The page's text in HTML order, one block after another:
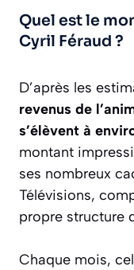
Quel est le
Cyril Féraud ?
D’après les
revenus de
s’élèvent à
montant
ses nombreux
Télévisions,
propre structure
Chaque mois,